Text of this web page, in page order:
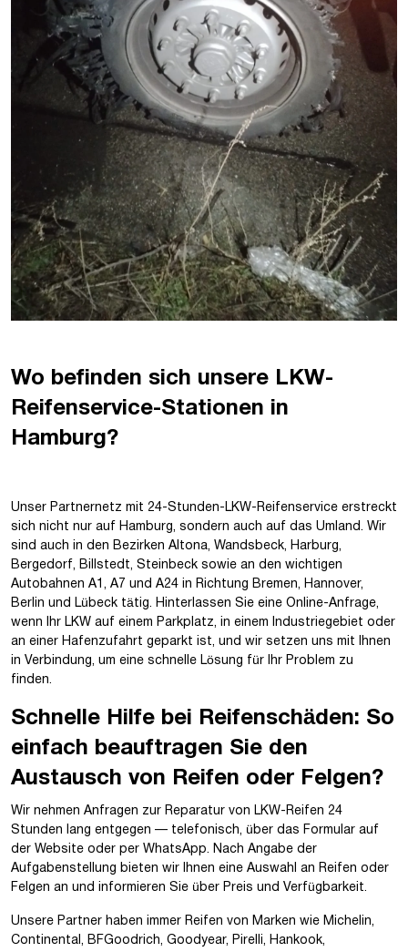
Wo befinden sich unsere LKW-
Reifenservice-Stationen in
Hamburg?
Unser Partnernetz mit 24-Stunden-LKW-Reifenservice erstreckt
sich nicht nur auf Hamburg, sondern auch auf das Umland. Wir
sind auch in den Bezirken Altona, Wandsbeck, Harburg,
Bergedorf, Billstedt, Steinbeck sowie an den wichtigen
Autobahnen A1, A7 und A24 in Richtung Bremen, Hannover,
Berlin und Lübeck tätig. Hinterlassen Sie eine Online-Anfrage,
wenn Ihr LKW auf einem Parkplatz, in einem Industriegebiet oder
an einer Hafenzufahrt geparkt ist, und wir setzen uns mit Ihnen
in Verbindung, um eine schnelle Lösung für Ihr Problem zu
finden.
Schnelle Hilfe bei Reifenschäden: So
einfach beauftragen Sie den
Austausch von Reifen oder Felgen?
Wir nehmen Anfragen zur Reparatur von LKW-Reifen 24
Stunden lang entgegen — telefonisch, über das Formular auf
der Website oder per WhatsApp. Nach Angabe der
Aufgabenstellung bieten wir Ihnen eine Auswahl an Reifen oder
Felgen an und informieren Sie über Preis und Verfügbarkeit.
Unsere Partner haben immer Reifen von Marken wie Michelin,
Continental, BFGoodrich, Goodyear, Pirelli, Hankook,